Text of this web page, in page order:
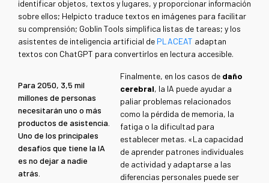
identificar objetos, textos y lugares, y proporcionar información
sobre ellos; Helpicto traduce textos en imágenes para facilitar
su comprensión; Goblin Tools simplifica listas de tareas; y los
asistentes de inteligencia artificial de PLACEAT adaptan
textos con ChatGPT para convertirlos en lectura accesible.
Para 2050, 3,5 mil
millones de personas
necesitarán uno o más
productos de asistencia.
Uno de los principales
desafíos que tiene la IA
es no dejar a nadie
atrás.
Finalmente, en los casos de daño
cerebral, la IA puede ayudar a
paliar problemas relacionados
como la pérdida de memoria, la
fatiga o la dificultad para
establecer metas. «La capacidad
de aprender patrones individuales
de actividad y adaptarse a las
diferencias personales puede ser